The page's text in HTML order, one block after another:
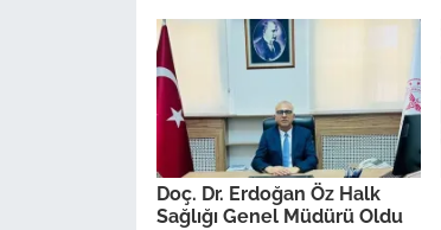
Doç. Dr. Erdoğan Öz Halk
Sağlığı Genel Müdürü Oldu